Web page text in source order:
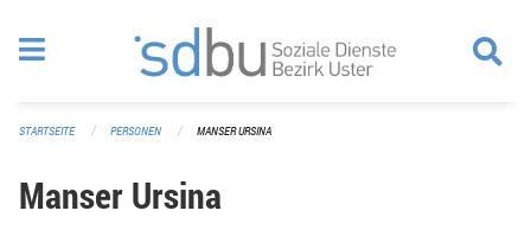
STARTSEITE PERSONEN MANSER URSINA
Manser Ursina